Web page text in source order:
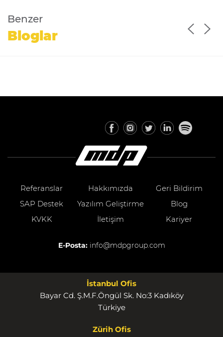
Benzer
Bloglar
Referanslar Hakkımızda
Geri Bildirim
SAP Destek
Yazılım Geliştirme
Blog
KVKK
İletişim Kariyer
E-Posta: info@mdpgroup.com
İstanbul Ofis
Bayar Cd. Ş.M.F.Öngül Sk. No:3 Kadıköy
Türkiye
Zürih Ofis